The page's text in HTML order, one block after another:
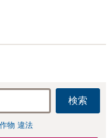
検索
物 違法